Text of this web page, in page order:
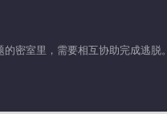
密室里，需要相互协助完成逃脱。